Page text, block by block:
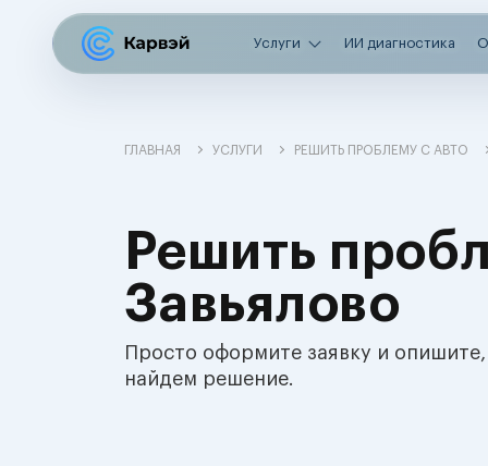
Услуги ИИ диагностика
ГЛАВНАЯ УСЛУГИ РЕШИТЬ ПРОБЛЕМУ С АВТО
Решить
Завьялово
Просто оформите заявку и
найдем решение.